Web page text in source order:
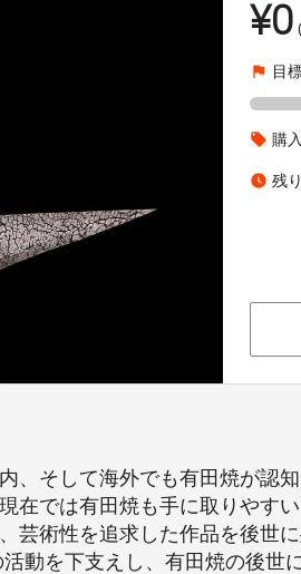
¥0
flag 目
local_offer 購
watch_later 残
、そして海外でも有田焼が認
では有田焼も手に取りやす
芸術性を追求した作品を後世
動を下支えし、有田焼の後世